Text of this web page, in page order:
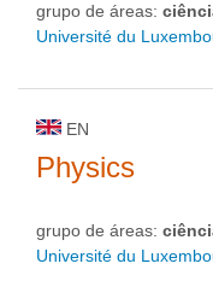
grupo de áreas:
Université du
EN
Physics
grupo de áreas:
Université du